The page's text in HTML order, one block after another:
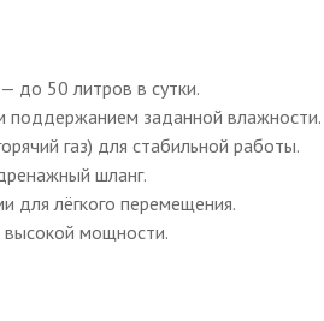
до 50 литров в сутки.
поддержанием заданной влажности.
газ) для стабильной работы.
шланг.
для лёгкого перемещения.
мощности.